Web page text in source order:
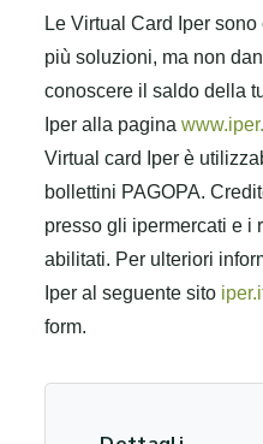
Le Virtual Card Iper
più soluzioni, ma non
conoscere il saldo della
Iper alla pagina
Virtual card Iper è
bollettini PAGOPA.
presso gli ipermercati e i
abilitati. Per ulteriori
Iper al seguente sito
form.